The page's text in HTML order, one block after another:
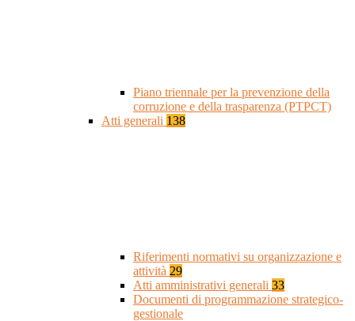
Piano triennale per la prevenzione della
corruzione e della trasparenza (PTPCT)
Atti generali 138
Riferimenti normativi su organizzazione e
attività 29
Atti amministrativi generali 33
Documenti di programmazione strategico-
gestionale